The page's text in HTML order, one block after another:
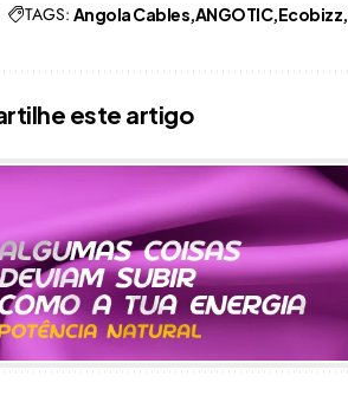
TAGS: Angola Cables ANGOTIC Ecobizz
este artigo